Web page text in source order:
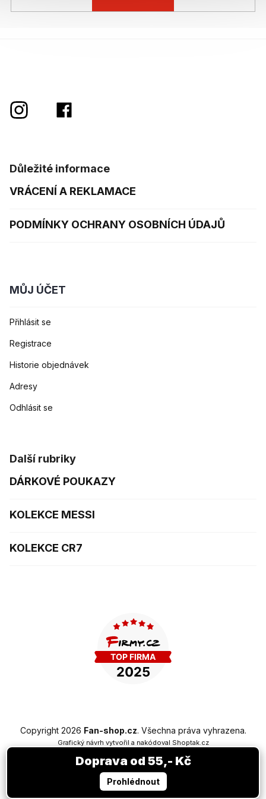
Důležité informace
VRÁCENÍ A REKLAMACE
PODMÍNKY OCHRANY OSOBNÍCH ÚDAJŮ
MŮJ ÚČET
Přihlásit se
Registrace
Historie objednávek
Adresy
Odhlásit se
Další rubriky
DÁRKOVÉ POUKAZY
KOLEKCE MESSI
KOLEKCE CR7
Vytvořil Shoptet Premium
Copyright 2026 Fan-shop.cz. Všechna práva vyhrazena.
Grafický návrh vytvořil a nakódoval Shoptak.cz
Doprava od 55,- Kč
Prohlédnout